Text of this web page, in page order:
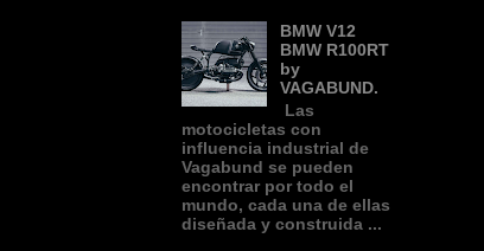
BMW V12
BMW R100RT
by
VAGABUND.
Las
motocicletas con
influencia industrial de
Vagabund se pueden
encontrar por todo el
mundo, cada una de ellas
diseñada y construida ...